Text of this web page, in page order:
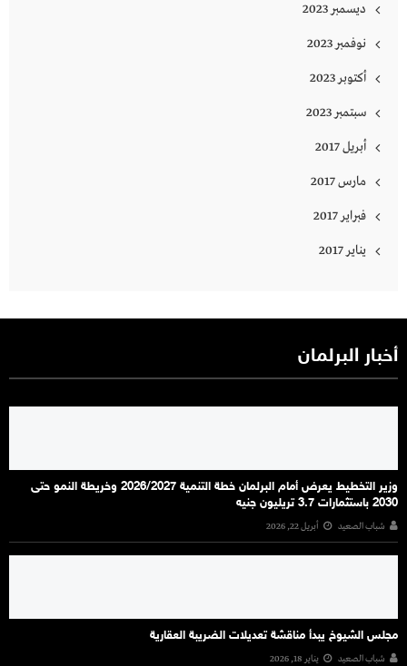
ديسمبر 2023
نوفمبر 2023
أكتوبر 2023
سبتمبر 2023
أبريل 2017
مارس 2017
فبراير 2017
يناير 2017
أخبار البرلمان
وزير التخطيط يعرض أمام البرلمان خطة التنمية 2026/2027 وخريطة النمو حتى
2030 باستثمارات 3.7 تريليون جنيه
شباب الصعيد أبريل 22, 2026
مجلس الشيوخ يبدأ مناقشة تعديلات الضريبة العقارية
شباب الصعيد يناير 18, 2026